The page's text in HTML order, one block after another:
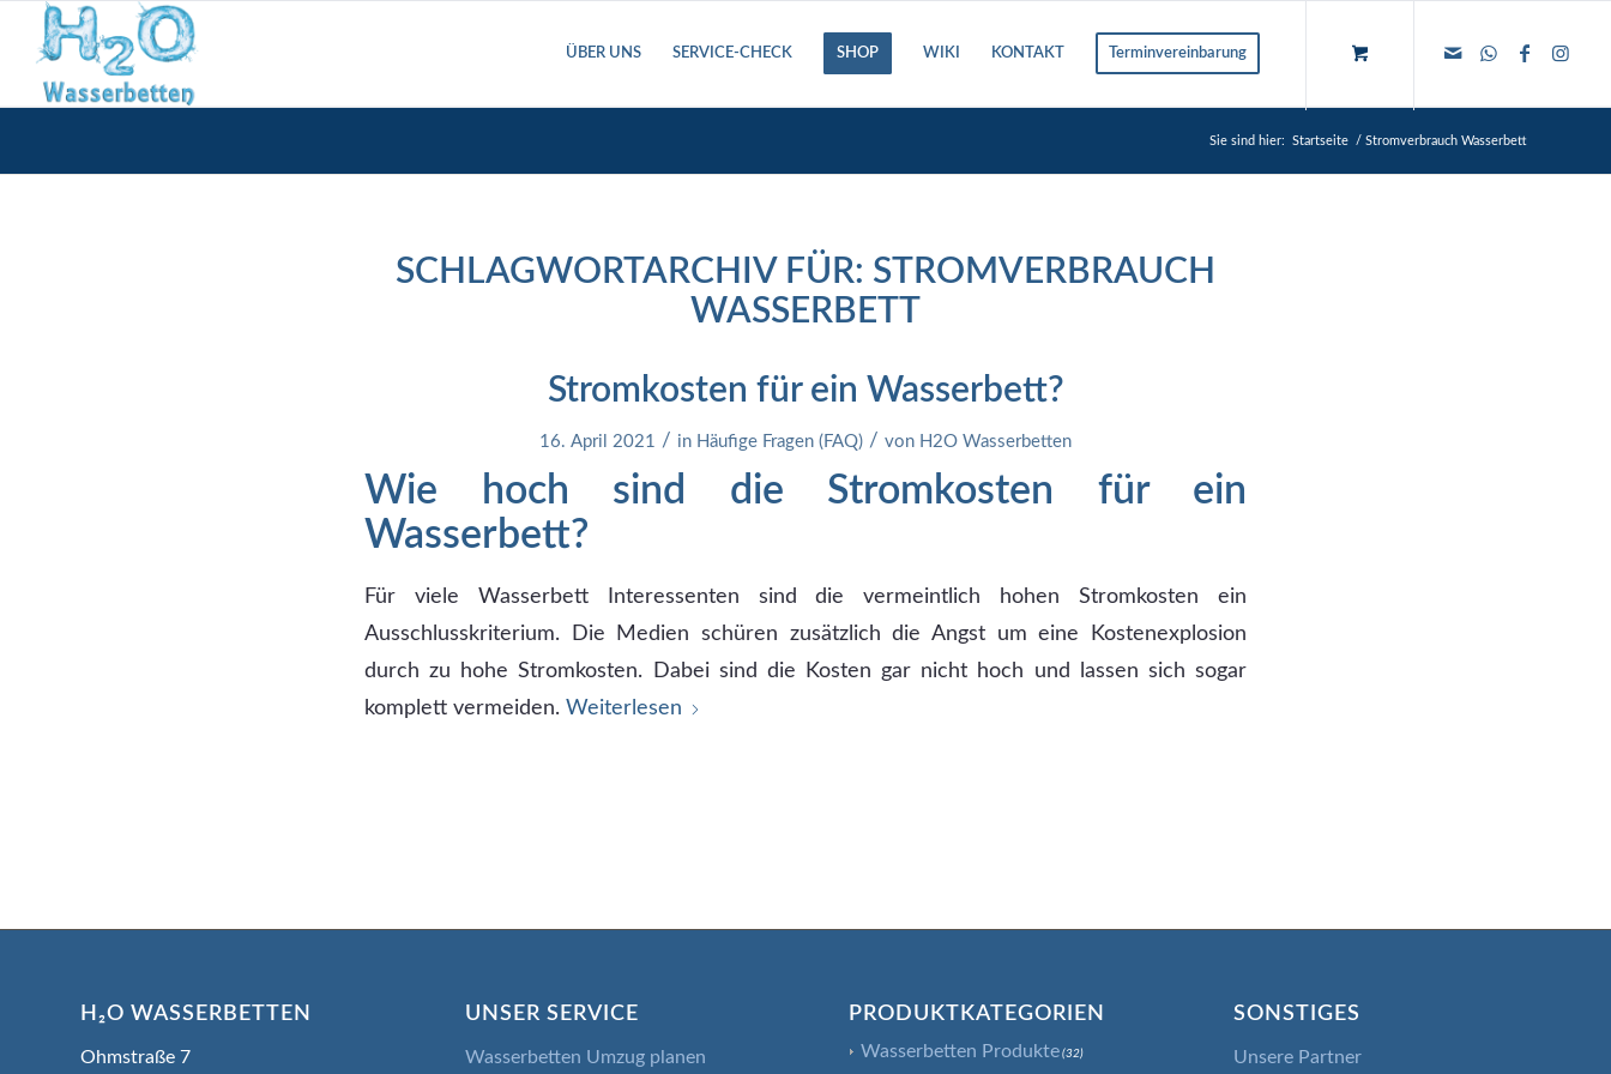
ÜBER UNS SERVICE-CHECK SHOP WIKI KONTAKT Terminvereinbarung
Sie sind hier: Startseite / Stromverbrauch Wasserbett
SCHLAGWORTARCHIV FÜR: STROMVERBRAUCH
WASSERBETT
Stromkosten für ein Wasserbett?
16. April 2021 / in Häufige Fragen (FAQ) / von H2O Wasserbetten
Wie hoch sind die Stromkosten für ein
Wasserbett?
Für viele Wasserbett Interessenten sind die vermeintlich hohen Stromkosten ein
Ausschlusskriterium. Die Medien schüren zusätzlich die Angst um eine Kostenexplosion
durch zu hohe Stromkosten. Dabei sind die Kosten gar nicht hoch und lassen sich sogar
komplett vermeiden. Weiterlesen
H₂O WASSERBETTEN
Ohmstraße 7
UNSER SERVICE
Wasserbetten Umzug planen
PRODUKTKATEGORIEN
Wasserbetten Produkte (32)
SONSTIGES
Unsere Partner